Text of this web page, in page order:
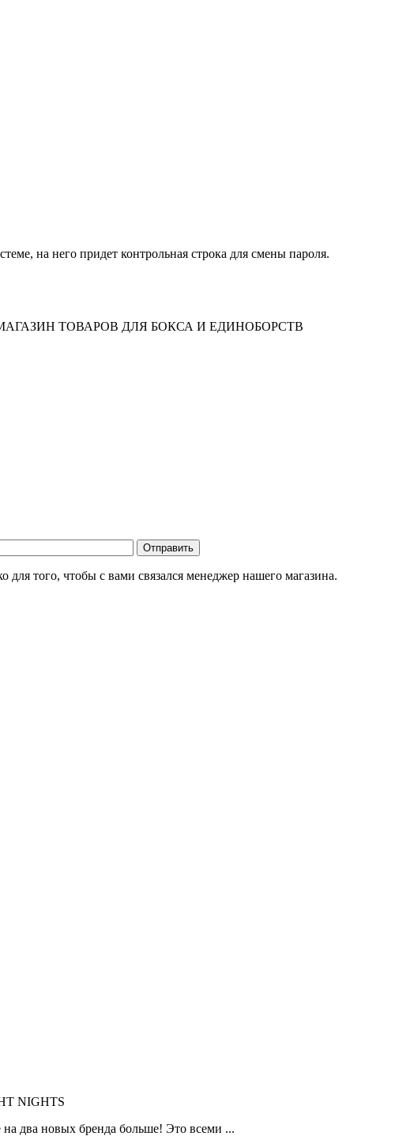
на него придет контрольная строка для смены пароля.
ТОВАРОВ ДЛЯ БОКСА И ЕДИНОБОРСТВ
того, чтобы с вами связался менеджер нашего магазина.
NIGHTS
два новых бренда больше! Это всеми ...